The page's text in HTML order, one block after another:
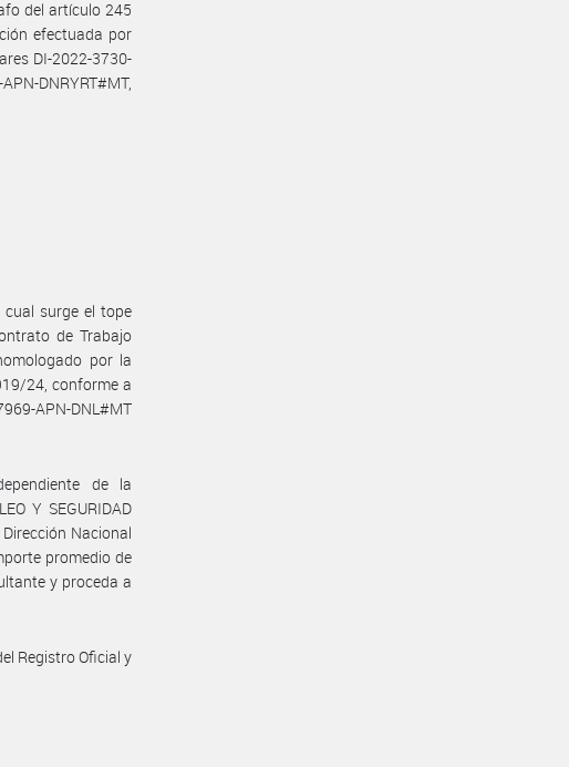
del artículo 245
efectuada por
DI-2022-3730-
DNRYRT#MT,
cual surge el tope
de Trabajo
por la
24, conforme a
APN-DNL#MT
de la
Y SEGURIDAD
Nacional
promedio de
y proceda a
Registro Oficial y